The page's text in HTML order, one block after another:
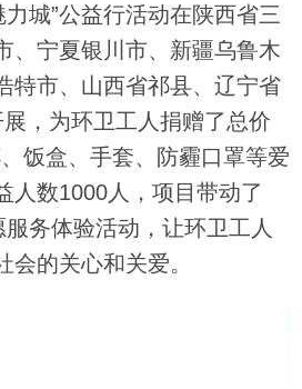
城”公益行活动在陕西省三
、宁夏银川市、新疆乌鲁木
特市、山西省祁县、辽宁省
， 为环卫工人捐赠了总价
饭盒、手套、防霾口罩等爱
人数1000人，项目 带动了
服务体验活动 ， 让环卫工人
会的关心和关爱。